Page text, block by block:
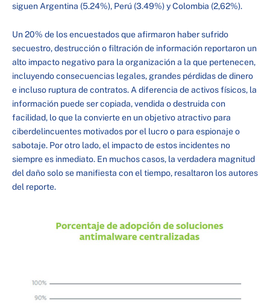
siguen Argentina (5.24%), Perú (3.49%) y Colombia (2,62%).
Un 20% de los encuestados que afirmaron haber sufrido
secuestro, destrucción o filtración de información reportaron un
alto impacto negativo para la organización a la que pertenecen,
incluyendo consecuencias legales, grandes pérdidas de dinero
e incluso ruptura de contratos. A diferencia de activos físicos, la
información puede ser copiada, vendida o destruida con
facilidad, lo que la convierte en un objetivo atractivo para
ciberdelincuentes motivados por el lucro o para espionaje o
sabotaje. Por otro lado, el impacto de estos incidentes no
siempre es inmediato. En muchos casos, la verdadera magnitud
del daño solo se manifiesta con el tiempo, resaltaron los autores
del reporte.